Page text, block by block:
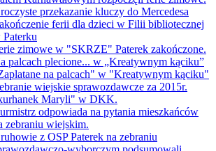
przekazanie kluczy do Mercedesa
ferii dla dzieci w Filii bibliotecznej
Paterku
zimowe w "SKRZE" Paterek zakończone.
palcach plecione... w „Kreatywnym kąciku”
na palcach" w "Kreatywnym kąciku"
wiejskie sprawozdawcze za 2015r.
Maryli" w DKK.
odpowiada na pytania mieszkańców
zebraniu wiejskim.
z OSP Paterek na zebraniu